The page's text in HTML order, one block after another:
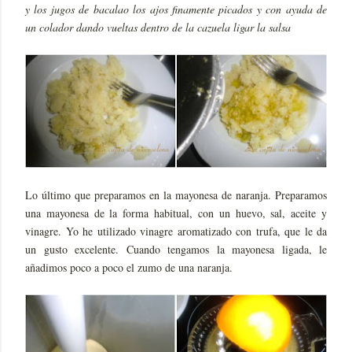
y los jugos de bacalao los ajos finamente picados y con ayuda de
un colador dando vueltas dentro de la cazuela ligar la salsa
Lo último que preparamos en la mayonesa de naranja. Preparamos
una mayonesa de la forma habitual, con un huevo, sal, aceite y
vinagre. Yo he utilizado vinagre aromatizado con trufa, que le da
un gusto excelente. Cuando tengamos la mayonesa ligada, le
añadimos poco a poco el zumo de una naranja.